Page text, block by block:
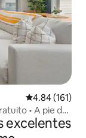
Calificación
4.84 (161)
• A pie del
excelentes